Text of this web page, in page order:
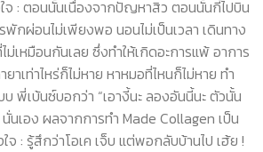
จ : ตอนนั้นเนื่องจากปัญหาสิว ตอนนั้นกี้ไปบิน
พักผ่อนไม่เพียงพอ นอนไม่เป็นเวลา เดินทาง
ม่เหมือนกันเลย ซึ่งทำให้เกิดอะการแพ้ อาการ
าเท่าไหร่ก็ไม่หาย หาหมอที่ไหนก็ไม่หาย ทำ
พี่เบ้นซ์บอกว่า “เอางี้นะ ลองอันนี้นะ ตัวนั้น
นเอง ผลจากการทำ Made Collagen เป็น
จ : รู้สึกว่าโอเค เจ็บ แต่พอกลับบ้านไป เฮ้ย !